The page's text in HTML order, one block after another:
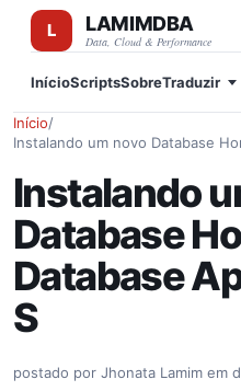
Pular para o
LAMIMDBA
Data, Cloud & Performance
InícioScriptsSobreTraduzir
Início/
Instalando um novo Database
Instalando
Database
Database
S
postado por Jhonata Lamim em